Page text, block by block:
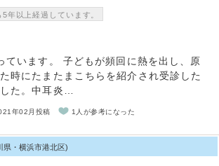
年以上経過しています。
ています。 子どもが頻回に熱を出し、原
時にたまたまこちらを紹介され受診した
た。中耳炎…
年02月投稿 1人が参考になった
県・横浜市港北区)